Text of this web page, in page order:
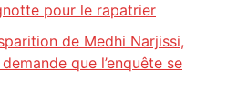
pour le rapatrier
de Medhi Narjissi,
que l’enquête se